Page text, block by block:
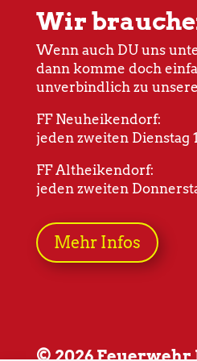
Wir
Wenn auch DU uns
dann komme doch
unverbindlich zu
FF Neuheikendorf:
jeden zweiten Dienstag
FF Altheikendorf:
jeden zweiten
Mehr Infos
© 2026